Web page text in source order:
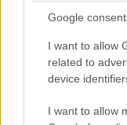
Google
I want to allow
related to
device
I want to allow